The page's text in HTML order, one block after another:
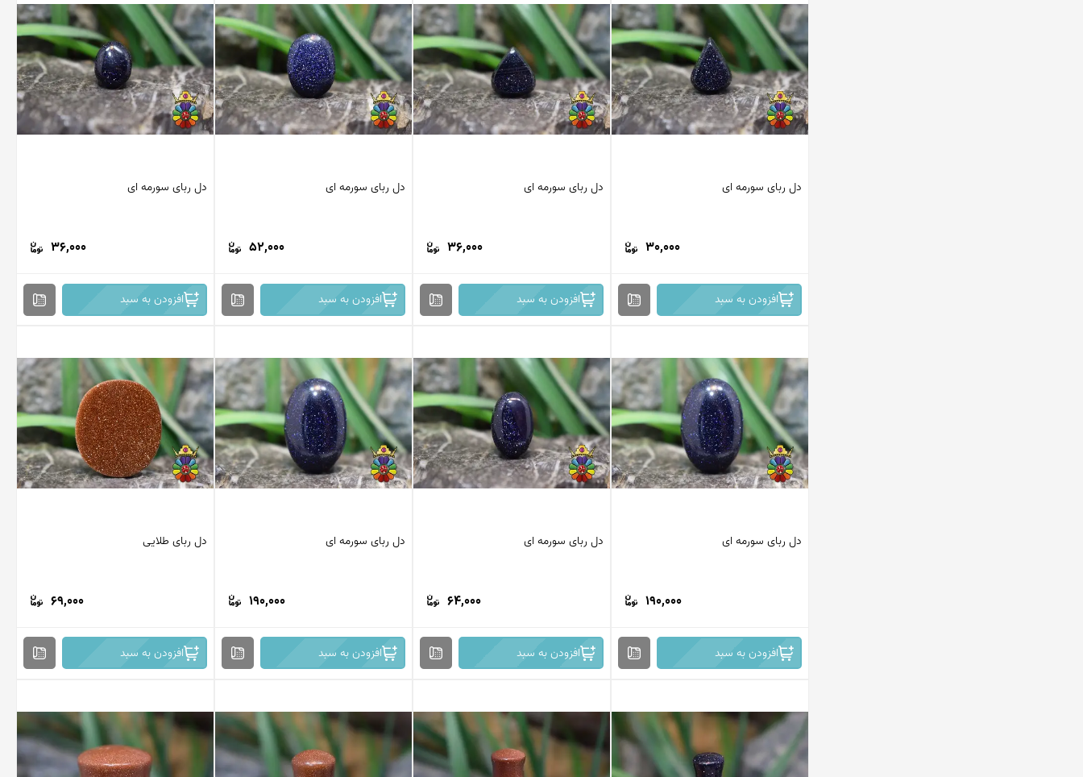
دل ربای سورمه ای
30,000
افزودن به سبد
دل ربای سورمه ای
36,000
افزودن به سبد
دل ربای سورمه ای
52,000
افزودن به سبد
دل ربای سورمه ای
36,000
افزودن به سبد
دل ربای سورمه ای
190,000
افزودن به سبد
دل ربای سورمه ای
64,000
افزودن به سبد
دل ربای سورمه ای
190,000
افزودن به سبد
دل ربای طلایی
69,000
افزودن به سبد